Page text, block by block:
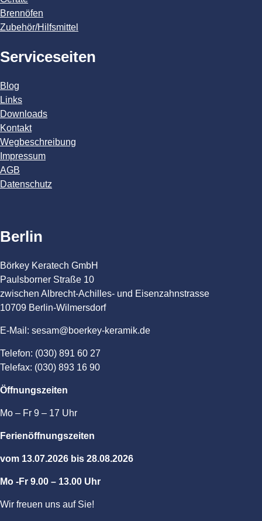
Brennöfen
Zubehör/Hilfsmittel
Serviceseiten
Blog
Links
Downloads
Kontakt
Wegbeschreibung
Impressum
AGB
Datenschutz
Berlin
Börkey Keratech GmbH
Paulsborner Straße 10
zwischen Albrecht-Achilles- und Eisenzahnstrasse
10709 Berlin-Wilmersdorf
E-Mail: sesam@boerkey-keramik.de
Telefon: (030) 891 60 27
Telefax: (030) 893 16 90
Öffnungszeiten
Mo – Fr 9 – 17 Uhr
Ferienöffnungszeiten
vom 13.07.2026 bis 28.08.2026
Mo -Fr 9.00 – 13.00 Uhr
Wir freuen uns auf Sie!